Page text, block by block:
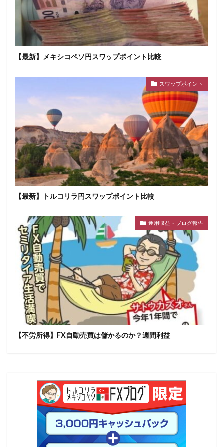
【最新】メキシコペソ円スワップポイント比較
スワップポイント
【最新】トルコリラ円スワップポイント比較
運用収益・ブログ報告
【不労所得】FX自動売買は儲かるのか？週間利益